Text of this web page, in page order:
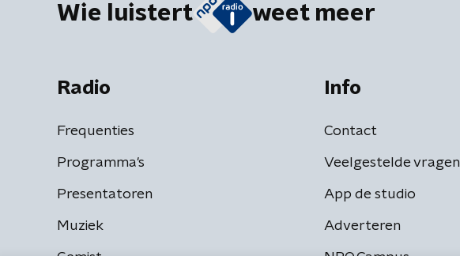
Wie luistert weet meer
Radio
Frequenties
Programma's
Presentatoren
Muziek
Info
Contact
Veelgestelde vragen
App de studio
Adverteren